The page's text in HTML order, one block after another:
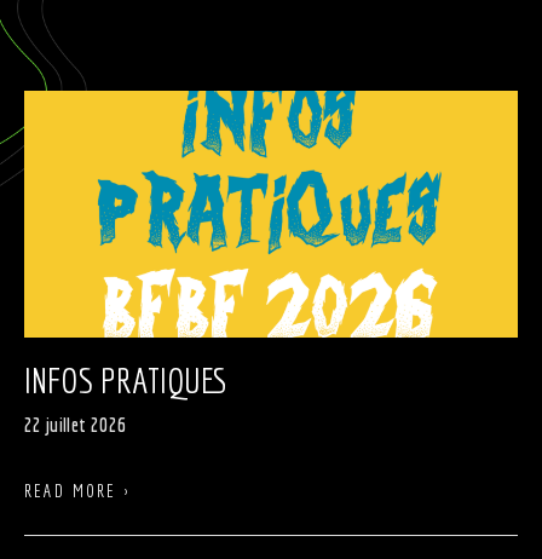
INFOS PRATIQUES
22 juillet 2026
READ MORE ›